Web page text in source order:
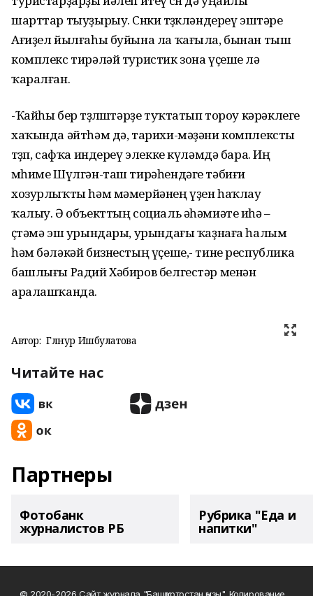
шарттар тыуҙырыу. Сөнки төҙөкләндереү эштәре
Ағиҙел йылғаһы буйына ла ҡағыла, бынан тыш
комплекс тирәләй туристик зона үҫеше лә
ҡаралған.
-Ҡайһы бер төҙөлөштәрҙе туҡтатып тороу кәрәклеге
хаҡында әйтһәм дә, тарихи-мәҙәни комплексты
төҙөп, сафҡа индереү элекке күләмдә бара. Иң
мөһиме Шүлгән-таш тирәһендәге тәбиғи
хозурлыҡты һәм мәмерйәнең үҙен һаҡлау
ҡалыу. Ә объекттың социаль әһәмиәте иһә –
өҫтәмә эш урындары, урындағы ҡаҙнаға һалым
һәм бәләкәй бизнестың үҫеше,- тине республика
башлығы Радий Хәбиров белгестәр менән
аралашҡанда.
Автор: Гөлнур Ишбулатова
Читайте нас
Партнеры
Фотобанк
журналистов РБ
Рубрика "Еда и
напитки"